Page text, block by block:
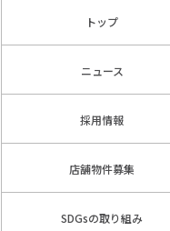
トップ
ニュース
採用情報
店舗物件募集
SDGsの取り組み